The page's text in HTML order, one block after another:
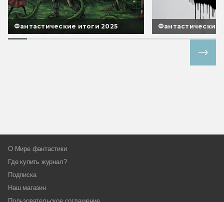
Фантастические итоги 2025 Фантастические
О Мире фантастики
Где купить журнал?
Подписка
Наш магазин
Пользовательское соглашение